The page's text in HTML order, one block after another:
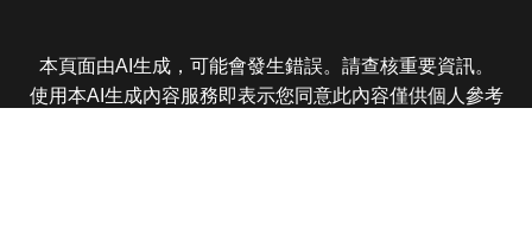
本頁面由AI生成，可能會發生錯誤。請查核重要資訊。
使用本AI生成內容服務即表示您同意此內容僅供個人參考